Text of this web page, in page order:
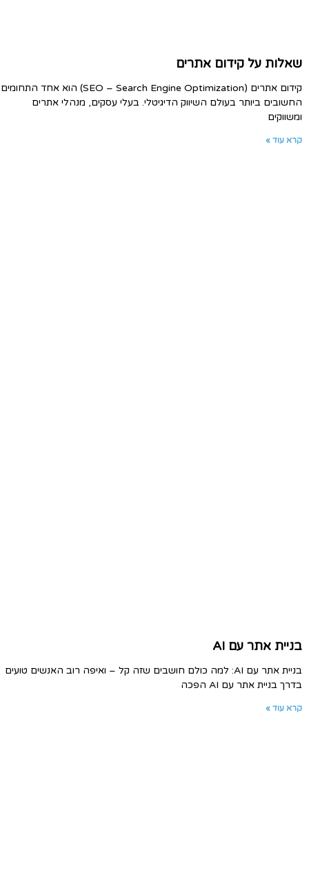
שאלות על קידום אתרים
קידום אתרים (SEO – Search Engine Optimization) הוא אחד התחומים
החשובים ביותר בעולם השיווק הדיגיטלי. בעלי עסקים, מנהלי אתרים
ומשווקים
קרא עוד »
בניית אתר עם AI
בניית אתר עם AI: למה כולם חושבים שזה קל – ואיפה רוב האנשים טועים
בדרך בניית אתר עם AI הפכה
קרא עוד »